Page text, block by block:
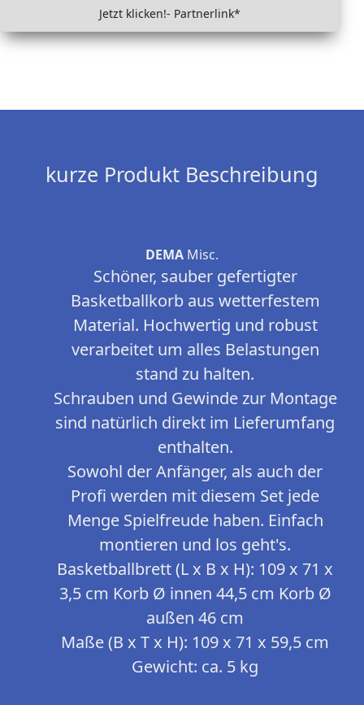
Jetzt klicken!- Partnerlink*
kurze Produkt Beschreibung
DEMA Misc.
Schöner, sauber gefertigter
Basketballkorb aus wetterfestem
Material. Hochwertig und robust
verarbeitet um alles Belastungen
stand zu halten.
Schrauben und Gewinde zur Montage
sind natürlich direkt im Lieferumfang
enthalten.
Sowohl der Anfänger, als auch der
Profi werden mit diesem Set jede
Menge Spielfreude haben. Einfach
montieren und los geht's.
Basketballbrett (L x B x H): 109 x 71 x
3,5 cm Korb Ø innen 44,5 cm Korb Ø
außen 46 cm
Maße (B x T x H): 109 x 71 x 59,5 cm
Gewicht: ca. 5 kg